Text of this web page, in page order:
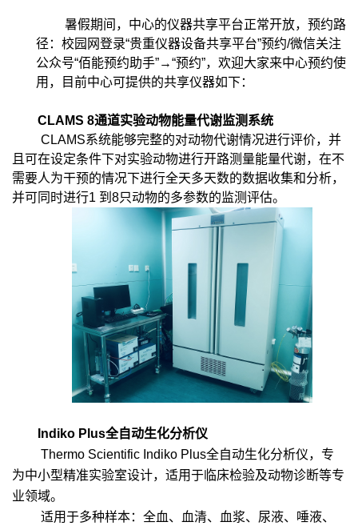
暑假期间，中心的仪器共享平台正常开放，预约路
径：校园网登录“贵重仪器设备共享平台”预约/微信关注
公众号“佰能预约助手”→“预约”，欢迎大家来中心预约使
用，目前中心可提供的共享仪器如下：
CLAMS 8通道实验动物能量代谢监测系统
CLAMS系统能够完整的对动物代谢情况进行评价，并
且可在设定条件下对实验动物进行开路测量能量代谢，在不
需要人为干预的情况下进行全天多天数的数据收集和分析，
并可同时进行1 到8只动物的多参数的监测评估。
Indiko Plus全自动生化分析仪
Thermo Scientific Indiko Plus全自动生化分析仪，专
为中小型精准实验室设计，适用于临床检验及动物诊断等专
业领域。
适用于多种样本：全血、血清、血浆、尿液、唾液、